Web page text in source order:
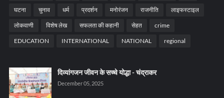
घटना चुनाव धर्म प्रदर्शन मनोरंजन राजनीति लाइफस्टाइल
लोकवाणी विशेष लेख सफलता की कहानी सेहत crime
EDUCATION INTERNATIONAL NATIONAL regional
दिव्यांगजन जीवन के सच्चे योद्धा - चंद्राकर
December 05, 2025